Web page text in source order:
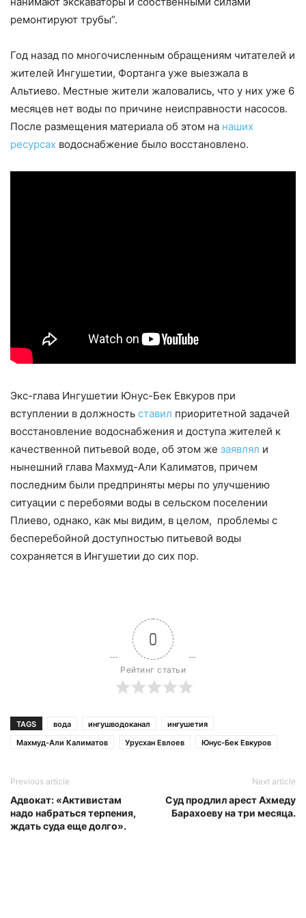
ремонтируют трубы”.
Год назад по многочисленным обращениям читателей и
жителей Ингушетии, Фортанга уже выезжала в
Альтиево. Местные жители жаловались, что у них уже 6
месяцев нет воды по причине неисправности насосов.
После размещения материала об этом на наших
ресурсах водоснабжение было восстановлено.
Экс-глава Ингушетии Юнус-Бек Евкуров при
вступлении в должность ставил приоритетной задачей
восстановление водоснабжения и доступа жителей к
качественной питьевой воде, об этом же заявлял и
нынешний глава Махмуд-Али Калиматов, причем
последним были предприняты меры по улучшению
ситуации с перебоями воды в сельском поселении
Плиево, однако, как мы видим, в целом, проблемы с
бесперебойной доступностью питьевой воды
сохраняется в Ингушетии до сих пор.
0
Рейтинг статьи
TAGS вода ингушводоканал
ингушетия
Махмуд-Али Калиматов
Урусхан Евлоев Юнус-Бек Евкуров
Previous article
Адвокат: «Активистам
надо набраться терпения,
ждать суда еще долго».
Next article
Суд продлил арест Ахмеду
Барахоеву на три месяца.